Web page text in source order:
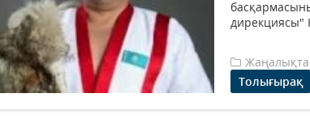
Толығырақ